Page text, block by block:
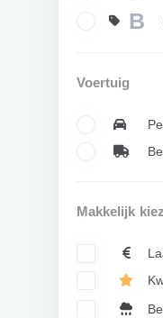
B
Voertuig
Makkelijk